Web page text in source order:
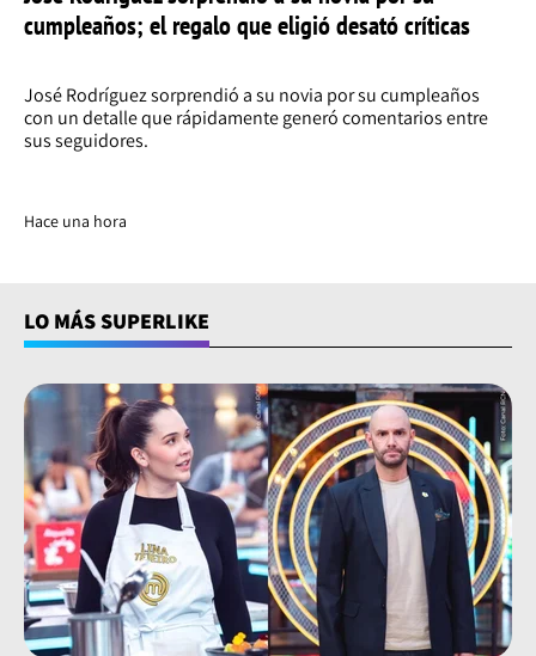
cumpleaños; el regalo que eligió desató críticas
José Rodríguez sorprendió a su novia por su cumpleaños
con un detalle que rápidamente generó comentarios entre
sus seguidores.
Hace una hora
LO MÁS SUPERLIKE